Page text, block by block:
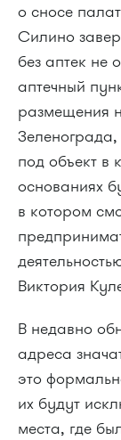
о сносе
Силино
без аптек не
аптечный
размещения
под объект в
основаниях
в котором
Виктория
В недавно
адреса
это
их будут
места, где